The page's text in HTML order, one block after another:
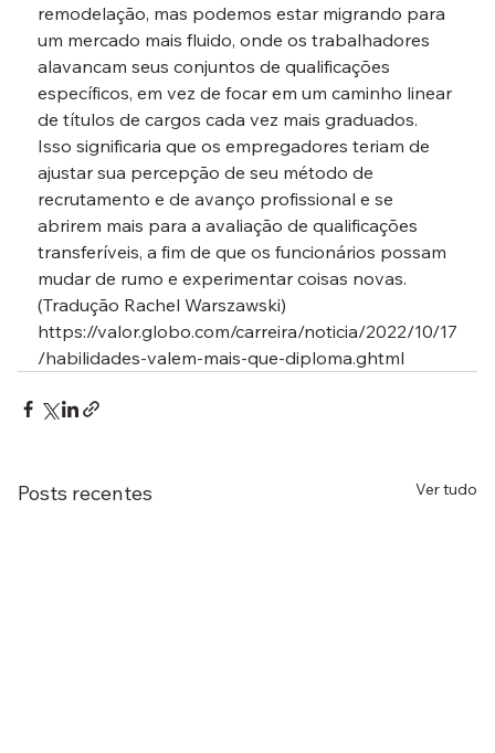
remodelação, mas podemos estar migrando para
um mercado mais fluido, onde os trabalhadores
alavancam seus conjuntos de qualificações
específicos, em vez de focar em um caminho linear
de títulos de cargos cada vez mais graduados.
Isso significaria que os empregadores teriam de
ajustar sua percepção de seu método de
recrutamento e de avanço profissional e se
abrirem mais para a avaliação de qualificações
transferíveis, a fim de que os funcionários possam
mudar de rumo e experimentar coisas novas.
(Tradução Rachel Warszawski)
https://valor.globo.com/carreira/noticia/2022/10/17
/habilidades-valem-mais-que-diploma.ghtml
Posts recentes Ver tudo